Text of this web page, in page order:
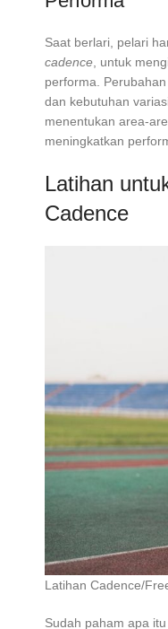
Saat berlari, pelari
cadence , untuk
performa. Perubahan
dan kebutuhan
menentukan area-
meningkatkan
Latihan
Cadence
Latihan Cadence/
Sudah paham apa itu